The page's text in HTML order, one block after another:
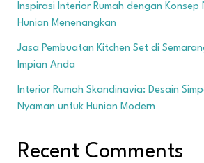
Inspirasi Interior Rumah dengan
Hunian Menenangkan
Jasa Pembuatan Kitchen Set di
Impian Anda
Interior Rumah Skandinavia: Desain
Nyaman untuk Hunian Modern
Recent Comments